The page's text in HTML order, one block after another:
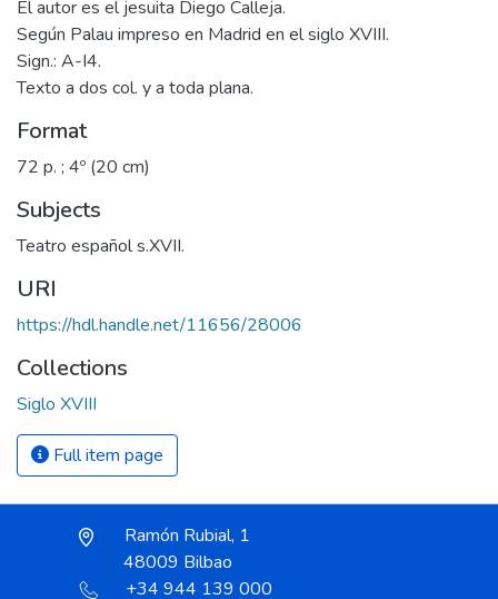
El autor es el jesuita Diego Calleja.
Según Palau impreso en Madrid en el siglo XVIII.
Sign.: A-I4.
Texto a dos col. y a toda plana.
Format
72 p. ; 4º (20 cm)
Subjects
Teatro español s.XVII.
URI
https://hdl.handle.net/11656/28006
Collections
Siglo XVIII
Full item page
Ramón Rubial, 1
48009 Bilbao
+34 944 139 000